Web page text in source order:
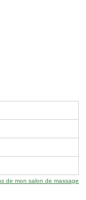
de mon salon de massage